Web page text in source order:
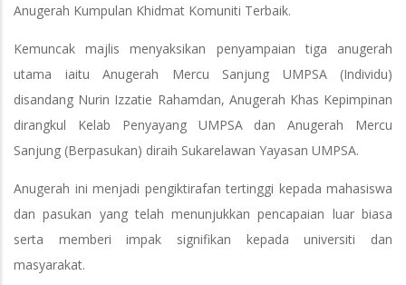
Anugerah Kumpulan Khidmat Komuniti Terbaik.
Kemuncak majlis menyaksikan penyampaian tiga anugerah
utama iaitu Anugerah Mercu Sanjung UMPSA (Individu)
disandang Nurin Izzatie Rahamdan, Anugerah Khas Kepimpinan
dirangkul Kelab Penyayang UMPSA dan Anugerah Mercu
Sanjung (Berpasukan) diraih Sukarelawan Yayasan UMPSA.
Anugerah ini menjadi pengiktirafan tertinggi kepada mahasiswa
dan pasukan yang telah menunjukkan pencapaian luar biasa
serta memberi impak signifikan kepada universiti dan
masyarakat.